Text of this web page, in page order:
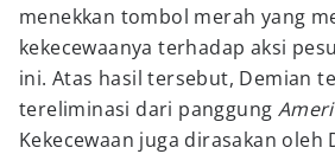
menekkan tombol merah yang
kekecewaanya terhadap aksi
ini. Atas hasil tersebut, Demian
tereliminasi dari panggung
Kekecewaan juga dirasakan oleh